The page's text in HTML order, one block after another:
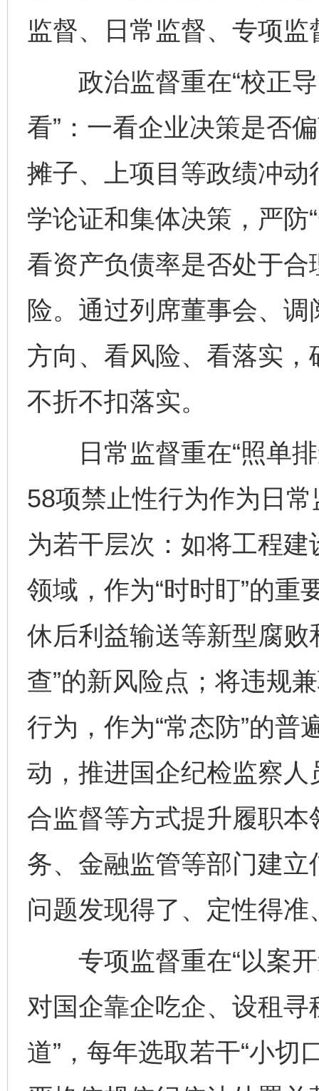
监督、日常监督、专项
政治监督重在“校正导
看”：一看企业决策是否
摊子、上项目等政绩冲
学论证和集体决策，严防
看资产负债率是否处于
险。通过列席董事会、
方向、看风险、看落实
不折不扣落实。
日常监督重在“照单排
58项禁止性行为作为日
为若干层次：如将工程
领域，作为“时时盯”的重
休后利益输送等新型腐败
查”的新风险点；将违规
行为，作为“常态防”的普
动，推进国企纪检监察
合监督等方式提升履职
务、金融监管等部门建
问题发现得了、定性得准
专项监督重在“以案开
对国企靠企吃企、设租
道”，每年选取若干“小切